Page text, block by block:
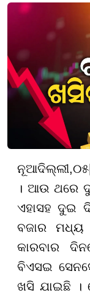
ନୂଆଦିଲ୍ଲୀ,୦୫
। ଆଉ ଥରେ
ଏହାସହ ଦୁଇ
ବଜାର ମଧ୍ୟ
କାରବାର
ବିଏସଇ
ଖସି ଯାଇଛି